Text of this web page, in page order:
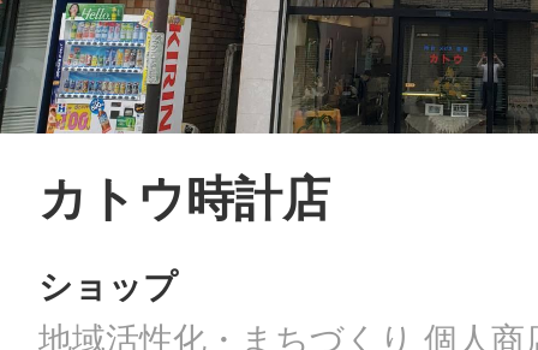
LINE
SMS
メール
カトウ時計店
ショップ
地域活性化・まちづくり 個人
地域に導入を
地域ごとの